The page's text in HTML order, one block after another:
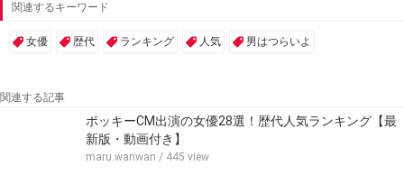
関連するキーワード
女優 歴代 ランキング 人気 男はつらいよ
関連する記事
ポッキーCM出演の女優28選！歴代人気ランキング【最
新版・動画付き】
maru.wanwan / 445 view